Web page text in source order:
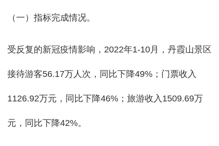
（一）指标完成情况。
受反复的新冠疫情影响，2022年1-10月，丹霞山景区
接待游客56.17万人次，同比下降49%；门票收入
1126.92万元，同比下降46%；旅游收入1509.69万
元，同比下降42%。